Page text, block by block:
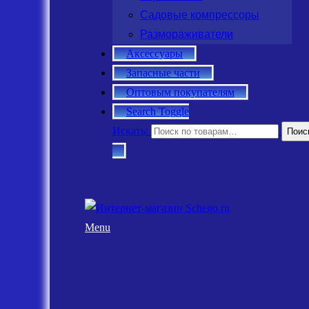
Садовые компрессоры
Размораживатели
Аксессуары
Запасные части
Оптовым покупателям
Search Toggle
Искать:
Menu